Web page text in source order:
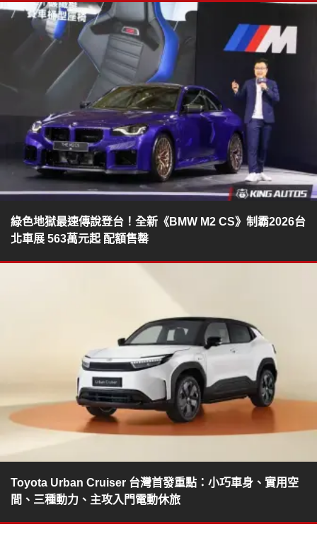
綠色地獄最速傳說登台！全新《BMW M2 CS》制霸2026台
北車展 563萬元起 配額售罄
Toyota Urban Cruiser 台灣首發重點：小巧車身、實用空
間、三種動力、主攻入門電動休旅